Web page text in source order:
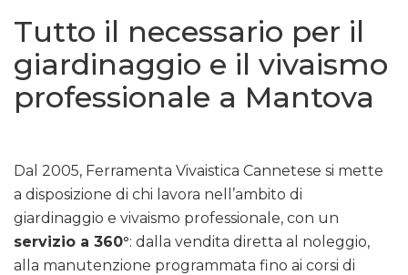
Tutto il necessario per il
giardinaggio e il vivaismo
professionale a Mantova
Dal 2005, Ferramenta Vivaistica Cannetese si mette
a disposizione di chi lavora nell’ambito di
giardinaggio e vivaismo professionale, con un
servizio a 360°: dalla vendita diretta al noleggio,
alla manutenzione programmata fino ai corsi di